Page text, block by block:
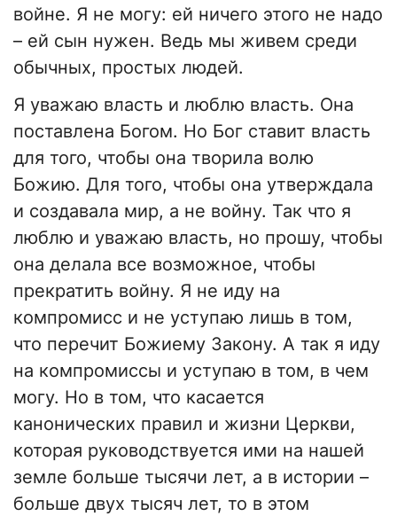
войне. Я не могу: ей ничего этого не надо
– ей сын нужен. Ведь мы живем среди
обычных, простых людей.
Я уважаю власть и люблю власть. Она
поставлена Богом. Но Бог ставит власть
для того, чтобы она творила волю
Божию. Для того, чтобы она утверждала
и создавала мир, а не войну. Так что я
люблю и уважаю власть, но прошу, чтобы
она делала все возможное, чтобы
прекратить войну. Я не иду на
компромисс и не уступаю лишь в том,
что перечит Божиему Закону. А так я иду
на компромиссы и уступаю в том, в чем
могу. Но в том, что касается
канонических правил и жизни Церкви,
которая руководствуется ими на нашей
земле больше тысячи лет, а в истории –
больше двух тысяч лет, то в этом